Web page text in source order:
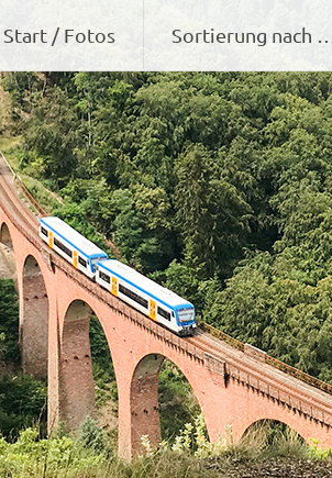
Inhalt
springen
Start / Fotos Sortierung nach …